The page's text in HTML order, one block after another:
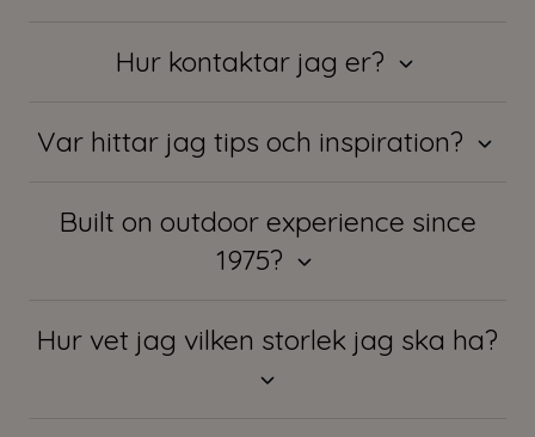
Hur kontaktar jag er?
Var hittar jag tips och inspiration?
Built on outdoor experience since
1975?
Hur vet jag vilken storlek jag ska ha?